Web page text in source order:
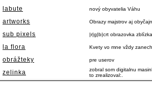
labute nový obyvatelia Váhu
artworks Obrazy majstrov aj
sub pixels |r|g|b|crt obrazovka
la flora Kvety vo mne vždy
obrážteky pre userov
zelinka
zobral som digitalnu
to zrealizoval:.